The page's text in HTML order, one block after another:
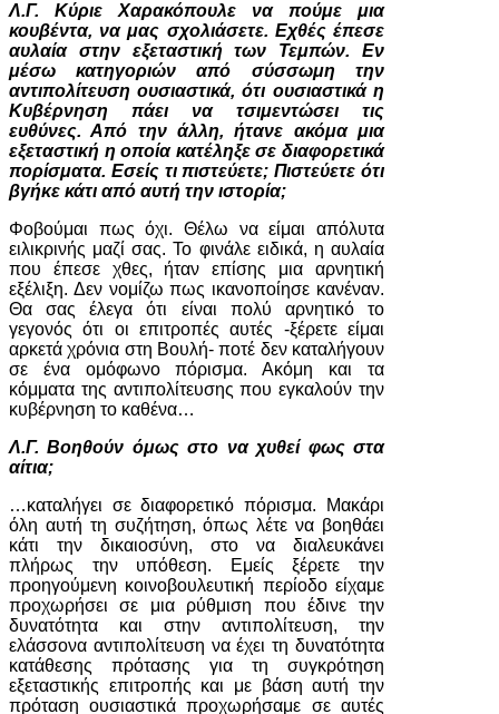
Λ.Γ. Κύριε Χαρακόπουλε να πούμε μια
κουβέντα, να μας σχολιάσετε. Εχθές έπεσε
αυλαία στην εξεταστική των Τεμπών. Εν
μέσω κατηγοριών από σύσσωμη την
αντιπολίτευση ουσιαστικά, ότι ουσιαστικά η
Κυβέρνηση πάει να τσιμεντώσει τις
ευθύνες. Από την άλλη, ήτανε ακόμα μια
εξεταστική η οποία κατέληξε σε διαφορετικά
πορίσματα. Εσείς τι πιστεύετε; Πιστεύετε ότι
βγήκε κάτι από αυτή την ιστορία;
Φοβούμαι πως όχι. Θέλω να είμαι απόλυτα
ειλικρινής μαζί σας. Το φινάλε ειδικά, η αυλαία
που έπεσε χθες, ήταν επίσης μια αρνητική
εξέλιξη. Δεν νομίζω πως ικανοποίησε κανέναν.
Θα σας έλεγα ότι είναι πολύ αρνητικό το
γεγονός ότι οι επιτροπές αυτές -ξέρετε είμαι
αρκετά χρόνια στη Βουλή- ποτέ δεν καταλήγουν
σε ένα ομόφωνο πόρισμα. Ακόμη και τα
κόμματα της αντιπολίτευσης που εγκαλούν την
κυβέρνηση το καθένα…
Λ.Γ. Βοηθούν όμως στο να χυθεί φως στα
αίτια;
…καταλήγει σε διαφορετικό πόρισμα. Μακάρι
όλη αυτή τη συζήτηση, όπως λέτε να βοηθάει
κάτι την δικαιοσύνη, στο να διαλευκάνει
πλήρως την υπόθεση. Εμείς ξέρετε την
προηγούμενη κοινοβουλευτική περίοδο είχαμε
προχωρήσει σε μια ρύθμιση που έδινε την
δυνατότητα και στην αντιπολίτευση, την
ελάσσονα αντιπολίτευση να έχει τη δυνατότητα
κατάθεσης πρότασης για τη συγκρότηση
εξεταστικής επιτροπής και με βάση αυτή την
πρόταση ουσιαστικά προχωρήσαμε σε αυτές